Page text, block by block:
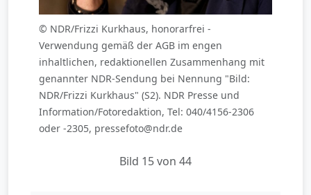
© NDR/Frizzi Kurkhaus, honorarfrei -
Verwendung gemäß der AGB im engen
inhaltlichen, redaktionellen Zusammenhang mit
genannter NDR-Sendung bei Nennung "Bild:
NDR/Frizzi Kurkhaus" (S2). NDR Presse und
Information/Fotoredaktion, Tel: 040/4156-2306
oder -2305, pressefoto@ndr.de
Bild 15 von 44